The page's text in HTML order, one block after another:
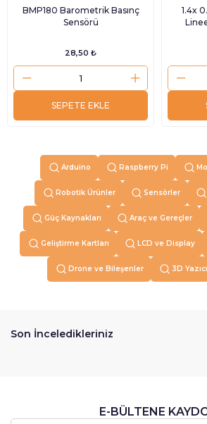
BMP180 Barometrik Basınç
Sensörü
28,50 ₺
SEPETE EKLE
1.4x
Arduino Raspberry Pi
Robotik Ürünler Sensörler
Güç Kaynakları Araç ve Gereçler
Geliştirme Kartları LCD ve Display
Drone ve Bileşenler 3D
Son İnceledikleriniz
E-BÜLTENE